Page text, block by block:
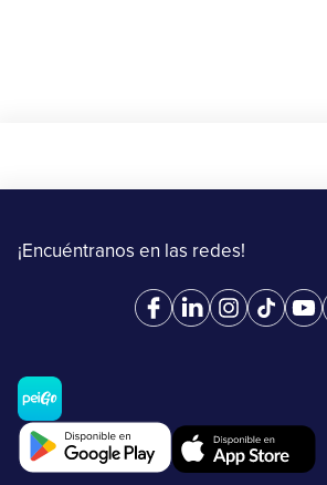
¡Encuéntranos en las redes!